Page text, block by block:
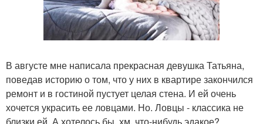
В августе мне написала прекрасная девушка Татьяна,
поведав историю о том, что у них в квартире закончился
ремонт и в гостиной пустует целая стена. И ей очень
хочется украсить ее ловцами. Но. Ловцы - классика не